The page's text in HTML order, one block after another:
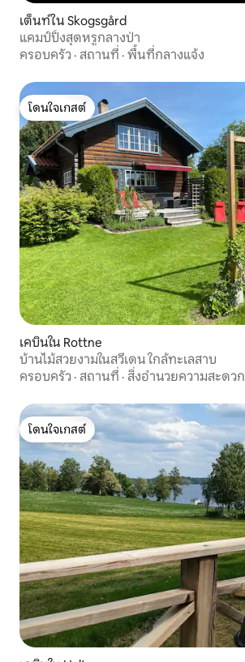
เต็นท์ใน Skogsgård
แคมป์ปิ้งสุดหรูกลางป่า
ครอบครัว · สถานที่ · พื้นที่กลางแจ้ง
โดนใจเกสต์
โดนใจเกสต์
เคบินใน Rottne
บ้านไม้สวยงามในสวีเดน ใกล้ทะเลสาบ
ครอบครัว · สถานที่ · สิ่งอำนวยความสะดวก
โดนใจเกสต์
โดนใจเกสต์